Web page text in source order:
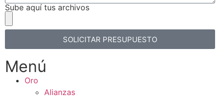
Sube aquí tus archivos
SOLICITAR PRESUPUESTO
Menú
Oro
Alianzas